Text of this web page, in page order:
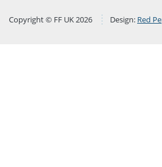
Copyright © FF UK 2026 Design: Red